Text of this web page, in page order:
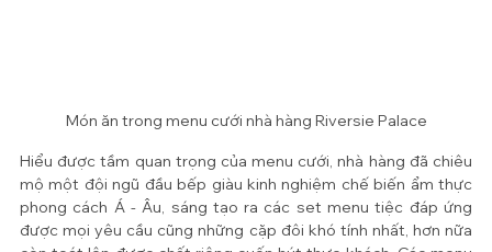
Món ăn trong menu cưới nhà hàng Riversie Palace
Hiểu được tầm quan trọng của menu cưới, nhà hàng đã chiêu
mộ một đội ngũ đầu bếp giàu kinh nghiệm chế biến ẩm thực
phong cách Á - Âu, sáng tạo ra các set menu tiệc đáp ứng
được mọi yêu cầu cũng những cặp đôi khó tính nhất, hơn nữa